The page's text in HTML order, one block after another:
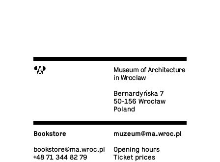
M
Museum of Architecture
in Wroclaw
Bernardyńska 7
50-156 Wrocław
Poland
Book­store
book­store@​ma.​wroc.​pl
+48 71 344 82 79
muzeum@​ma.​wroc.​pl
Opening hours
Ticket prices